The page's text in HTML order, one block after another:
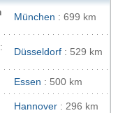
München : 699 km
:
Düsseldorf : 529 km
Essen : 500 km
Hannover : 296 km